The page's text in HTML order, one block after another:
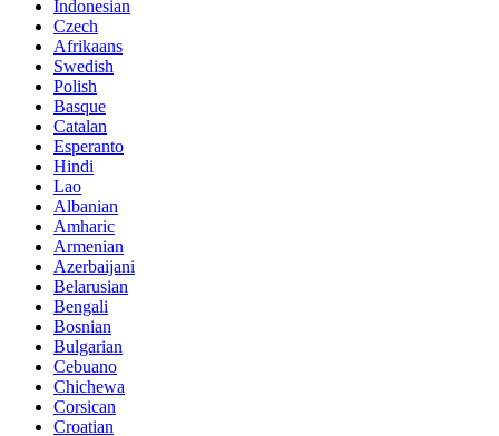
Indonesian
Czech
Afrikaans
Swedish
Polish
Basque
Catalan
Esperanto
Hindi
Lao
Albanian
Amharic
Armenian
Azerbaijani
Belarusian
Bengali
Bosnian
Bulgarian
Cebuano
Chichewa
Corsican
Croatian